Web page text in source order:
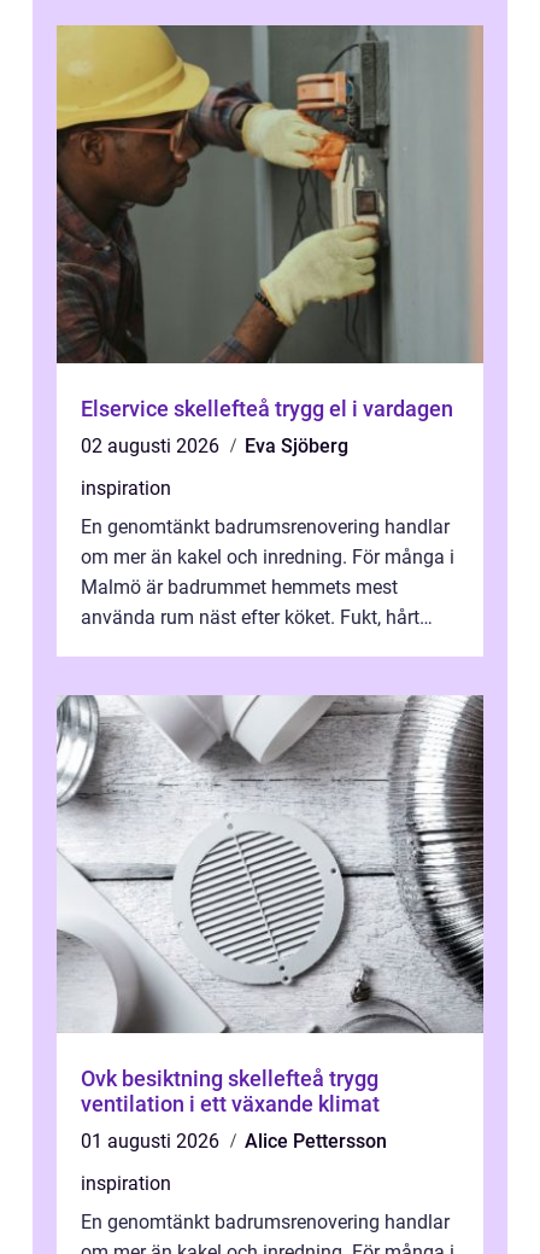
Elservice skellefteå trygg el i vardagen
02 augusti 2026
Eva Sjöberg
inspiration
En genomtänkt badrumsrenovering handlar
om mer än kakel och inredning. För många i
Malmö är badrummet hemmets mest
använda rum näst efter köket. Fukt, hårt
Ovk besiktning skellefteå trygg
ventilation i ett växande klimat
01 augusti 2026
Alice Pettersson
inspiration
En genomtänkt badrumsrenovering handlar